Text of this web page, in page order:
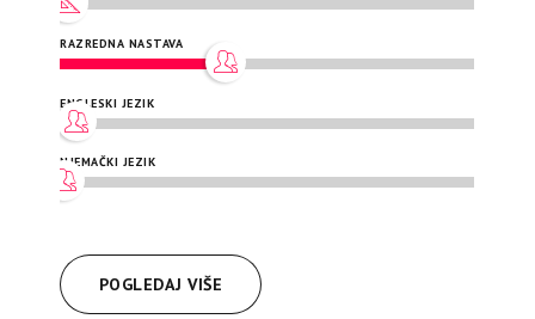
RAZREDNA NASTAVA
ENGLESKI JEZIK
NJEMAČKI JEZIK
POGLEDAJ VIŠE